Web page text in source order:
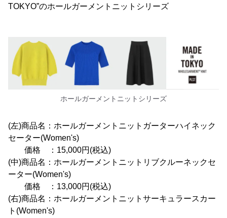
TOKYO”のホールガーメントニットシリーズ
ホールガーメントニットシリーズ
(左)商品名：ホールガーメントニットガーターハイネック
セーター(Women's)
価格 ：15,000円(税込)
(中)商品名：ホールガーメントニットリブクルーネックセ
ーター(Women's)
価格 ：13,000円(税込)
(右)商品名：ホールガーメントニットサーキュラースカー
ト(Women's)